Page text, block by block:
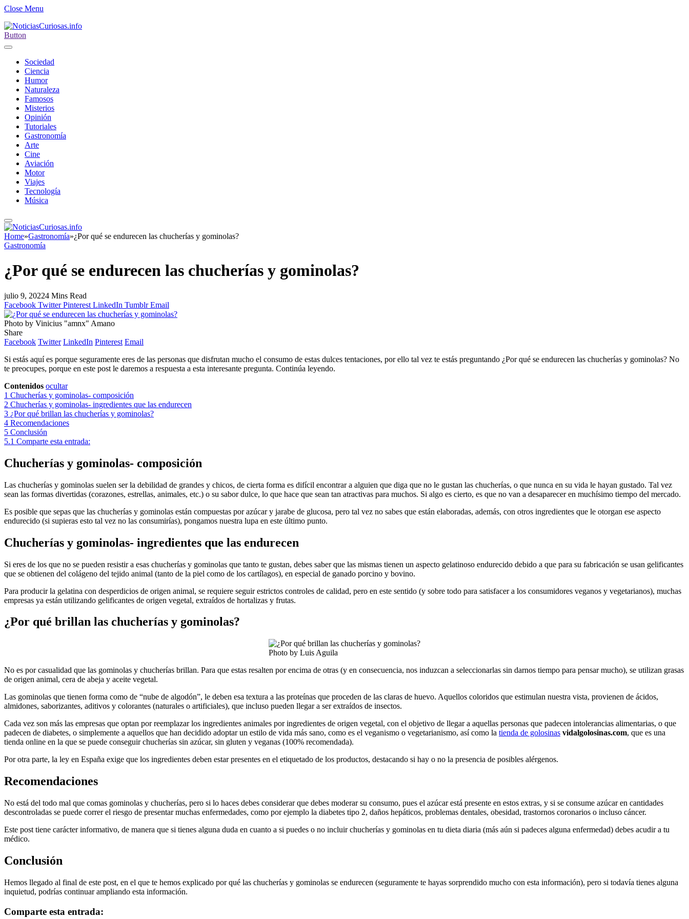
Close Menu
Button
Sociedad
Ciencia
Humor
Naturaleza
Famosos
Misterios
Opinión
Tutoriales
Gastronomía
Arte
Cine
Aviación
Motor
Viajes
Tecnología
Música
Home»Gastronomía»¿Por qué se endurecen las chucherías y gominolas?
Gastronomía
¿Por qué se endurecen las chucherías y gominolas?
julio 9, 20224 Mins Read
Facebook Twitter Pinterest LinkedIn Tumblr Email
Photo by Vinicius "amnx" Amano
Share
Facebook Twitter LinkedIn Pinterest Email
Si estás aquí es porque seguramente eres de las personas que disfrutan mucho el consumo de estas dulces tentaciones, por ello tal vez te estás preguntando ¿Por qué se endurecen las chucherías y gominolas? No
te preocupes, porque en este post le daremos a respuesta a esta interesante pregunta. Continúa leyendo.
Contenidos ocultar
1 Chucherías y gominolas- composición
2 Chucherías y gominolas- ingredientes que las endurecen
3 ¿Por qué brillan las chucherías y gominolas?
4 Recomendaciones
5 Conclusión
5.1 Comparte esta entrada:
Chucherías y gominolas- composición
Las chucherías y gominolas suelen ser la debilidad de grandes y chicos, de cierta forma es difícil encontrar a alguien que diga que no le gustan las chucherías, o que nunca en su vida le hayan gustado. Tal vez
sean las formas divertidas (corazones, estrellas, animales, etc.) o su sabor dulce, lo que hace que sean tan atractivas para muchos. Si algo es cierto, es que no van a desaparecer en muchísimo tiempo del mercado.
Es posible que sepas que las chucherías y gominolas están compuestas por azúcar y jarabe de glucosa, pero tal vez no sabes que están elaboradas, además, con otros ingredientes que le otorgan ese aspecto
endurecido (si supieras esto tal vez no las consumirías), pongamos nuestra lupa en este último punto.
Chucherías y gominolas- ingredientes que las endurecen
Si eres de los que no se pueden resistir a esas chucherías y gominolas que tanto te gustan, debes saber que las mismas tienen un aspecto gelatinoso endurecido debido a que para su fabricación se usan gelificantes
que se obtienen del colágeno del tejido animal (tanto de la piel como de los cartílagos), en especial de ganado porcino y bovino.
Para producir la gelatina con desperdicios de origen animal, se requiere seguir estrictos controles de calidad, pero en este sentido (y sobre todo para satisfacer a los consumidores veganos y vegetarianos), muchas
empresas ya están utilizando gelificantes de origen vegetal, extraídos de hortalizas y frutas.
¿Por qué brillan las chucherías y gominolas?
Photo by Luis Aguila
No es por casualidad que las gominolas y chucherías brillan. Para que estas resalten por encima de otras (y en consecuencia, nos induzcan a seleccionarlas sin darnos tiempo para pensar mucho), se utilizan grasas
de origen animal, cera de abeja y aceite vegetal.
Las gominolas que tienen forma como de “nube de algodón”, le deben esa textura a las proteínas que proceden de las claras de huevo. Aquellos coloridos que estimulan nuestra vista, provienen de ácidos,
almidones, saborizantes, aditivos y colorantes (naturales o artificiales), que incluso pueden llegar a ser extraídos de insectos.
Cada vez son más las empresas que optan por reemplazar los ingredientes animales por ingredientes de origen vegetal, con el objetivo de llegar a aquellas personas que padecen intolerancias alimentarias, o que
padecen de diabetes, o simplemente a aquellos que han decidido adoptar un estilo de vida más sano, como es el veganismo o vegetarianismo, así como la tienda de golosinas vidalgolosinas.com, que es una
tienda online en la que se puede conseguir chucherías sin azúcar, sin gluten y veganas (100% recomendada).
Por otra parte, la ley en España exige que los ingredientes deben estar presentes en el etiquetado de los productos, destacando si hay o no la presencia de posibles alérgenos.
Recomendaciones
No está del todo mal que comas gominolas y chucherías, pero si lo haces debes considerar que debes moderar su consumo, pues el azúcar está presente en estos extras, y si se consume azúcar en cantidades
descontroladas se puede correr el riesgo de presentar muchas enfermedades, como por ejemplo la diabetes tipo 2, daños hepáticos, problemas dentales, obesidad, trastornos coronarios o incluso cáncer.
Este post tiene carácter informativo, de manera que si tienes alguna duda en cuanto a si puedes o no incluir chucherías y gominolas en tu dieta diaria (más aún si padeces alguna enfermedad) debes acudir a tu
médico.
Conclusión
Hemos llegado al final de este post, en el que te hemos explicado por qué las chucherías y gominolas se endurecen (seguramente te hayas sorprendido mucho con esta información), pero si todavía tienes alguna
inquietud, podrías continuar ampliando esta información.
Comparte esta entrada: